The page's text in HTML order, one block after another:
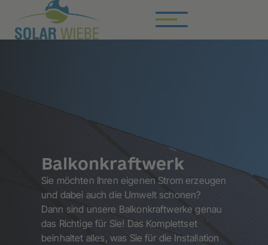
Balkonkraftwerk
Sie möchten Ihren eigenen Strom erzeugen
und dabei auch die Umwelt schonen?
Dann sind unsere Balkonkraftwerke genau
das Richtige für Sie! Das Komplettset
beinhaltet alles, was Sie für die Installation